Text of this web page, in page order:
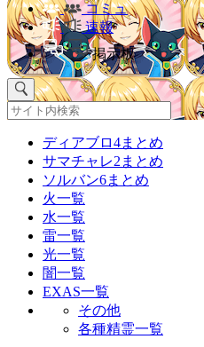
コミュ
速報
掲示板
ディアブロ4まとめ
サマチャレ2まとめ
ソルバン6まとめ
火一覧
水一覧
雷一覧
光一覧
闇一覧
EXAS一覧
その他
各種精霊一覧